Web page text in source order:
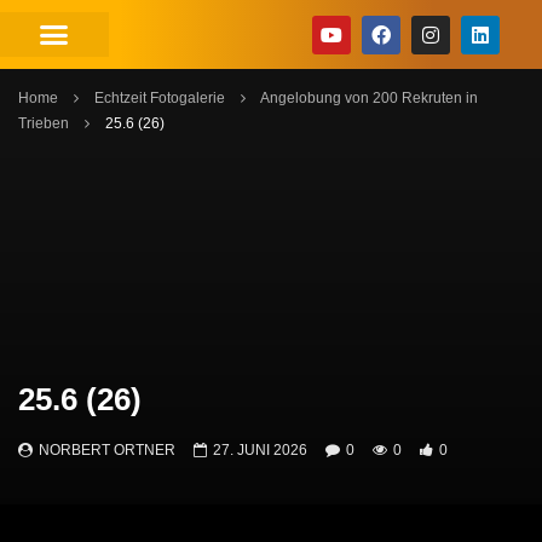
Home Echtzeit Fotogalerie
Angelobung von 200 Rekruten in
Trieben
25.6 (26)
25.6 (26)
NORBERT ORTNER 27. JUNI 2026 0 0 0